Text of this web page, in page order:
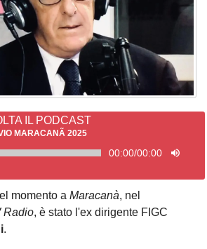
IL PODCAST
MARACANÃ 2025
00:00/00:00
momento a Maracanà, nel
Radio, è stato l'ex dirigente FIGC
.